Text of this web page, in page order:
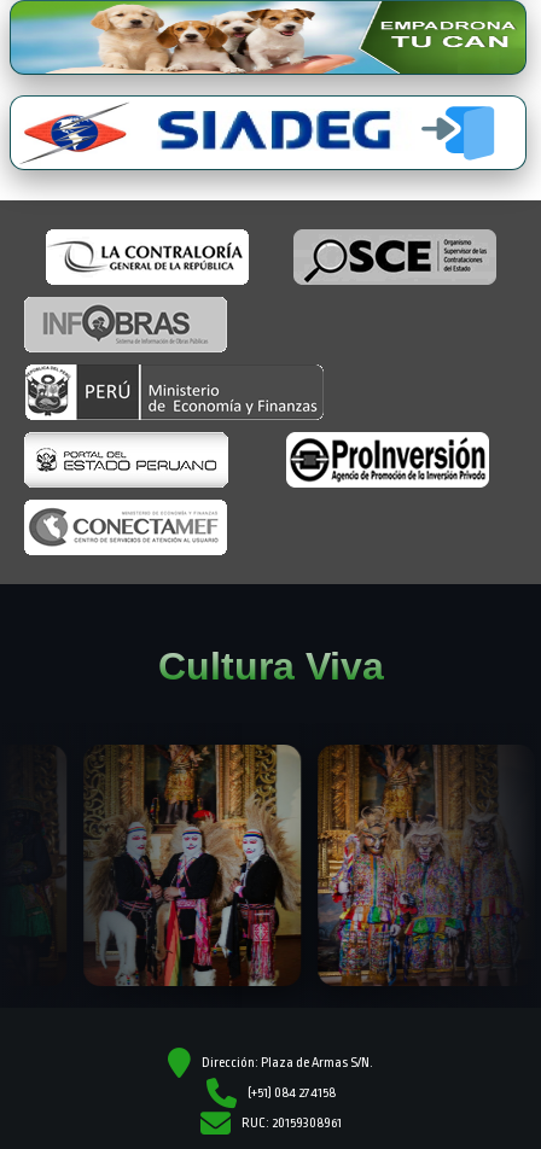
Cultura Viva
Dirección: Plaza de Armas S/N.
(+51) 084 274158
RUC: 20159308961